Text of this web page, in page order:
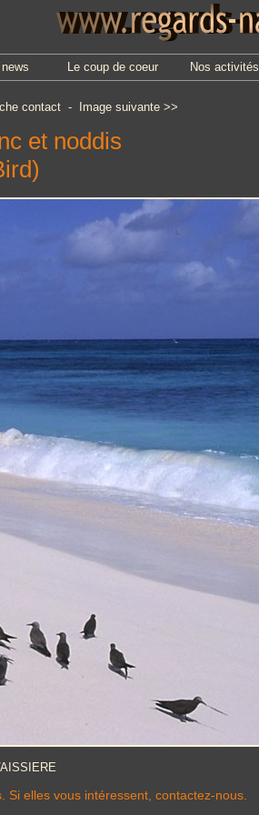
Le coup de coeur Nos activités
contact- Image suivante>>
et noddis
elles vous intéressent, contactez-nous.